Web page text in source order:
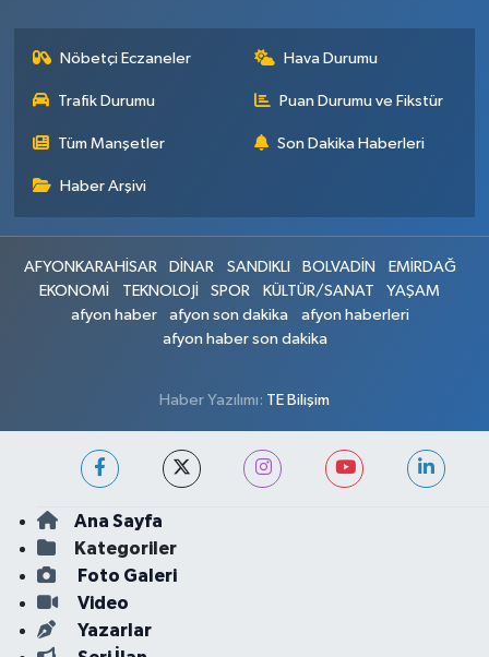
Nöbetçi Eczaneler Hava Durumu
Trafik Durumu Puan Durumu ve Fikstür
Tüm Manşetler Son Dakika Haberleri
Haber Arşivi
AFYONKARAHİSAR DİNAR SANDIKLI BOLVADİN
EMİRDAĞ
EKONOMİ
TEKNOLOJİ SPOR KÜLTÜR/SANAT
YAŞAM
afyon haber
afyon son dakika
afyon haberleri
afyon haber son dakika
Haber Yazılımı: TE Bilişim
Ana Sayfa
Kategoriler
Foto Galeri
Video
Yazarlar